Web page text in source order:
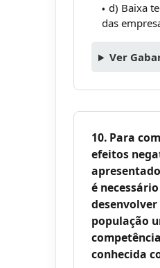
d) Baixa
das
Ver
10. Para
efeitos
é necessário
desenvolver
população
competência
conhecida